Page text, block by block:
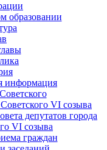
образовании
информация
VI созыва
депутатов города
VI созыва
граждан